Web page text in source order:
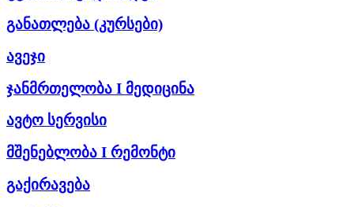
განათლება (კურსები)
ავეჯი
ჯანმრთელობა I მედიცინა
ავტო სერვისი
მშენებლობა I რემონტი
გაქირავება